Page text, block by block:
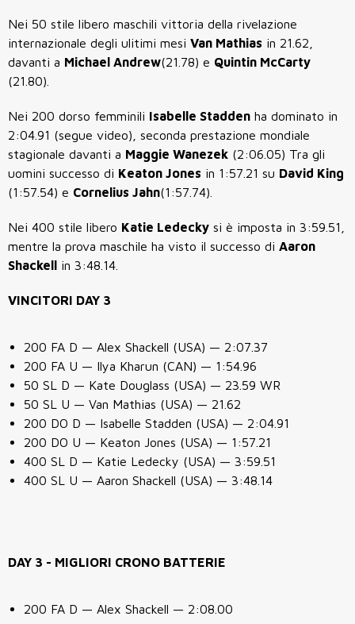
Nei 50 stile libero maschili vittoria della rivelazione
internazionale degli ulitimi mesi Van Mathias in 21.62,
davanti a Michael Andrew(21.78) e Quintin McCarty
(21.80).
Nei 200 dorso femminili Isabelle Stadden ha dominato in
2:04.91 (segue video), seconda prestazione mondiale
stagionale davanti a Maggie Wanezek (2:06.05) Tra gli
uomini successo di Keaton Jones in 1:57.21 su David King
(1:57.54) e Cornelius Jahn(1:57.74).
Nei 400 stile libero Katie Ledecky si è imposta in 3:59.51,
mentre la prova maschile ha visto il successo di Aaron
Shackell in 3:48.14.
VINCITORI DAY 3
200 FA D — Alex Shackell (USA) — 2:07.37
200 FA U — Ilya Kharun (CAN) — 1:54.96
50 SL D — Kate Douglass (USA) — 23.59 WR
50 SL U — Van Mathias (USA) — 21.62
200 DO D — Isabelle Stadden (USA) — 2:04.91
200 DO U — Keaton Jones (USA) — 1:57.21
400 SL D — Katie Ledecky (USA) — 3:59.51
400 SL U — Aaron Shackell (USA) — 3:48.14
DAY 3 - MIGLIORI CRONO BATTERIE
200 FA D — Alex Shackell — 2:08.00